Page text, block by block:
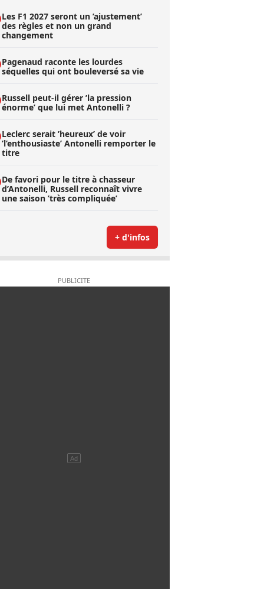
Les F1 2027 seront un ’ajustement’
des règles et non un grand
changement
Pagenaud raconte les lourdes
séquelles qui ont bouleversé sa vie
Russell peut-il gérer ’la pression
énorme’ que lui met Antonelli ?
Leclerc serait ’heureux’ de voir
’l’enthousiaste’ Antonelli remporter le
titre
De favori pour le titre à chasseur
d’Antonelli, Russell reconnaît vivre
une saison ’très compliquée’
+ d'infos